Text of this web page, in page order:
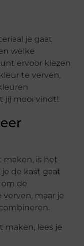
je gaat
welke
ervoor kiezen
te verven,
jij mooi vindt!
maken, is het
de kast gaat
de
maar je
maken, lees je